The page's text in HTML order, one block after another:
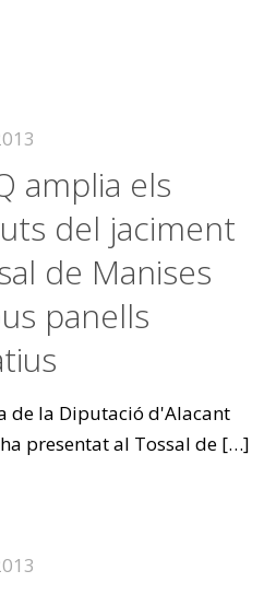
amplia els
del jaciment
de Manises
panells
de la Diputació d'Alacant
presentat al Tossal de[…]